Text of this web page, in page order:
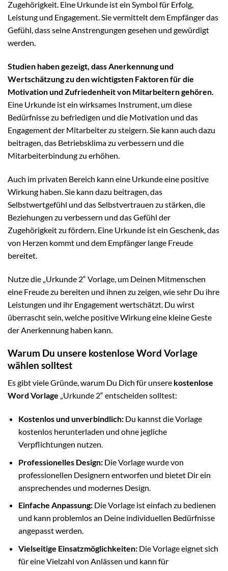
Zugehörigkeit. Eine Urkunde ist ein Symbol für Erfolg,
Leistung und Engagement. Sie vermittelt dem Empfänger das
Gefühl, dass seine Anstrengungen gesehen und gewürdigt
werden.
Studien haben gezeigt, dass Anerkennung und
Wertschätzung zu den wichtigsten Faktoren für die
Motivation und Zufriedenheit von Mitarbeitern gehören.
Eine Urkunde ist ein wirksames Instrument, um diese
Bedürfnisse zu befriedigen und die Motivation und das
Engagement der Mitarbeiter zu steigern. Sie kann auch dazu
beitragen, das Betriebsklima zu verbessern und die
Mitarbeiterbindung zu erhöhen.
Auch im privaten Bereich kann eine Urkunde eine positive
Wirkung haben. Sie kann dazu beitragen, das
Selbstwertgefühl und das Selbstvertrauen zu stärken, die
Beziehungen zu verbessern und das Gefühl der
Zugehörigkeit zu fördern. Eine Urkunde ist ein Geschenk, das
von Herzen kommt und dem Empfänger lange Freude
bereitet.
Nutze die „Urkunde 2“ Vorlage, um Deinen Mitmenschen
eine Freude zu bereiten und ihnen zu zeigen, wie sehr Du ihre
Leistungen und ihr Engagement wertschätzt. Du wirst
überrascht sein, welche positive Wirkung eine kleine Geste
der Anerkennung haben kann.
Warum Du unsere kostenlose Word Vorlage
wählen solltest
Es gibt viele Gründe, warum Du Dich für unsere kostenlose
Word Vorlage „Urkunde 2“ entscheiden solltest:
Kostenlos und unverbindlich:Du kannst die Vorlage
kostenlos herunterladen und ohne jegliche
Verpflichtungen nutzen.
Professionelles Design:Die Vorlage wurde von
professionellen Designern entworfen und bietet Dir ein
ansprechendes und modernes Design.
Einfache Anpassung:Die Vorlage ist einfach zu bedienen
und kann problemlos an Deine individuellen Bedürfnisse
angepasst werden.
Vielseitige Einsatzmöglichkeiten:Die Vorlage eignet sich
für eine Vielzahl von Anlässen und kann für